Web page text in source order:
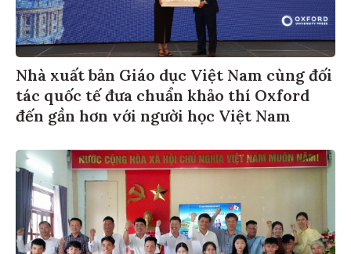
Nhà xuất bản Giáo dục Việt Nam cùng đối
tác quốc tế đưa chuẩn khảo thí Oxford
đến gần hơn với người học Việt Nam